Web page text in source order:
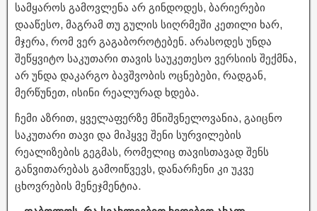
სამყაროს გამოვლენა არ გინდოდეს, ბარიერები
დააწესო, მაგრამ თუ გულის სიღრმეში კეთილი ხარ,
მჯერა, რომ ვერ გაგაბოროტებენ. არასოდეს უნდა
შეწყვიტო საკუთარი თავის საუკეთესო ვერსიის შექმნა,
არ უნდა დაკარგო ბავშვობის ოცნებები, რადგან,
მერწუნეთ, ისინი რეალურად ხდება.
ჩემი აზრით, ყველაფერზე მნიშვნელოვანია, გაიცნო
საკუთარი თავი და მიჰყვე შენი სურვილების
რეალიზების გეგმას, რომელიც თავისთავად შენს
განვითარებას გამოიწვევს, დანარჩენი კი უკვე
ცხოვრების მენეჯმენტია.